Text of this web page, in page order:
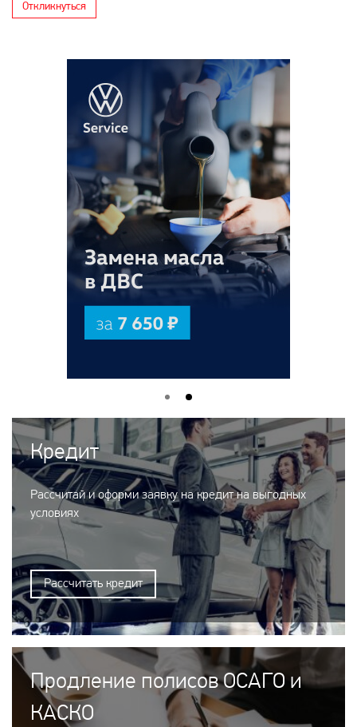
Откликнуться
Кредит
Рассчитай и оформи заявку на кредит на выгодных
условиях
Рассчитать кредит
Продление полисов ОСАГО и
КАСКО